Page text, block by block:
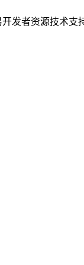
开发者资源技术支